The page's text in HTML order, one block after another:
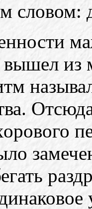
словом:
вышел